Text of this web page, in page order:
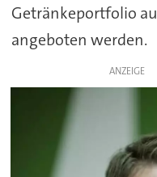
Getränkeportfolio
angeboten werden.
ANZEIGE